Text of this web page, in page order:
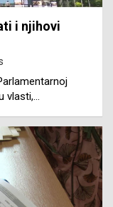
i njihovi
vlasti,…